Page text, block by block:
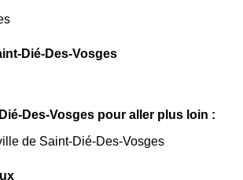
Dié-Des-Vosges
Des-Vosges pour aller plus loin :
de Saint-Dié-Des-Vosges